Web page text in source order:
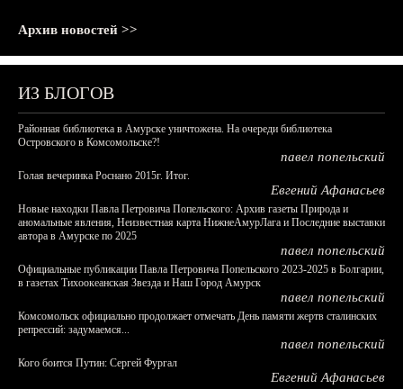
Архив новостей >>
ИЗ БЛОГОВ
Районная библиотека в Амурске уничтожена. На очереди библиотека
Островского в Комсомольске?!
павел попельский
Голая вечеринка Роснано 2015г. Итог.
Евгений Афанасьев
Новые находки Павла Петровича Попельского: Архив газеты Природа и
аномальные явления, Неизвестная карта НижнеАмурЛага и Последние выставки
автора в Амурске по 2025
павел попельский
Официальные публикации Павла Петровича Попельского 2023-2025 в Болгарии,
в газетах Тихоокеанская Звезда и Наш Город Амурск
павел попельский
Комсомольск официально продолжает отмечать День памяти жертв сталинских
репрессий: задумаемся...
павел попельский
Кого боится Путин: Сергей Фургал
Евгений Афанасьев